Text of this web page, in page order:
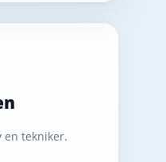
en tekniker.